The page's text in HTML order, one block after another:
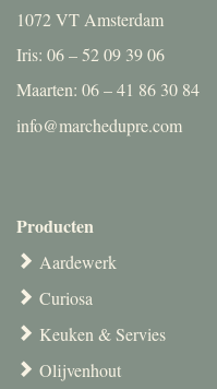
1072 VT Amsterdam
Iris: 06 – 52 09 39 06
Maarten: 06 – 41 86 30 84
info@marchedupre.com
Producten
Aardewerk
Curiosa
Keuken & Servies
Olijvenhout